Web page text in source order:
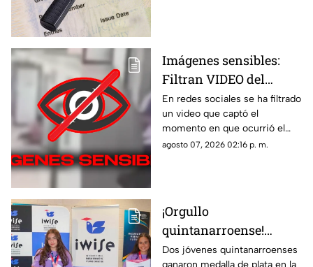
Imágenes sensibles:
Filtran VIDEO del
t1r0t30 de en escuela
que dejó a 7 mu3rt0s y
más de 30 h3r1d0s; así
ocurrió la m4s4cr3
En redes sociales se ha filtrado
un video que captó el
momento en que ocurrió el
tiroteo que dejó a 7 muertos y
agosto 07, 2026 02:16 p. m.
¡Orgullo
quintanarroense!
Jóvenes GANAN la
Dos jóvenes quintanarroenses